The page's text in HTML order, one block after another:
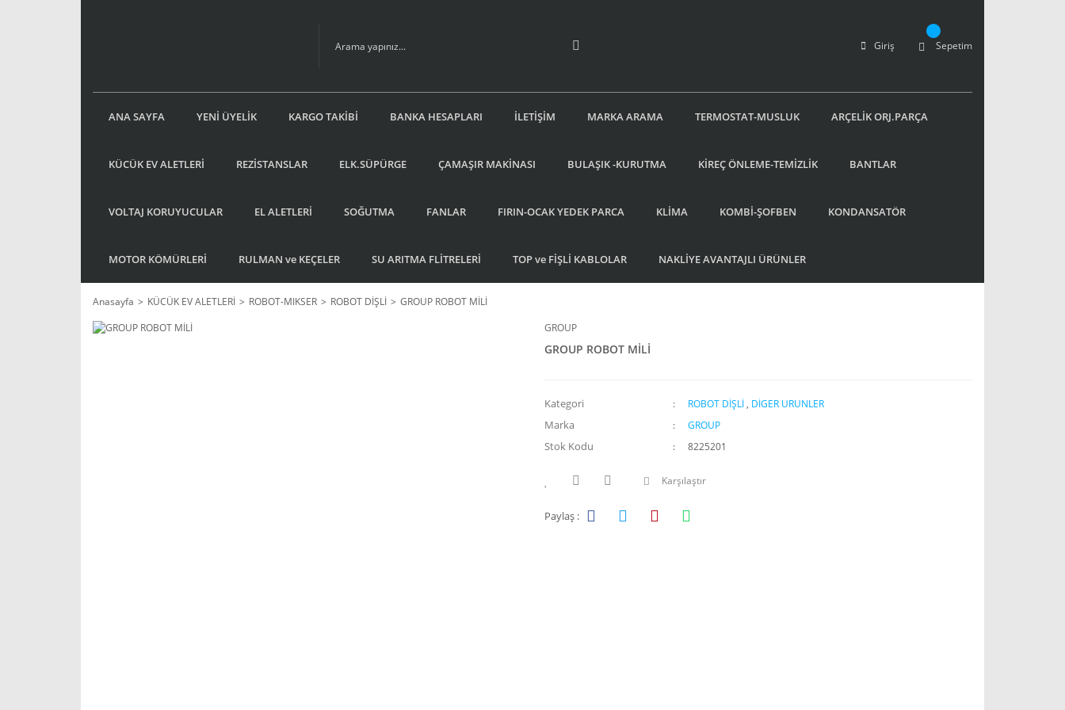
Giriş Sepetim
ANA SAYFA YENİ ÜYELİK KARGO TAKİBİ BANKA HESAPLARI İLETİŞİM MARKA ARAMA TERMOSTAT-MUSLUK ARÇELİK ORJ.PARÇA
KÜCÜK EV ALETLERİ REZİSTANSLAR ELK.SÜPÜRGE ÇAMAŞIR MAKİNASI BULAŞIK -KURUTMA KİREÇ ÖNLEME-TEMİZLİK BANTLAR
VOLTAJ KORUYUCULAR EL ALETLERİ SOĞUTMA FANLAR FIRIN-OCAK YEDEK PARCA KLİMA KOMBİ-ŞOFBEN KONDANSATÖR
MOTOR KÖMÜRLERİ RULMAN ve KEÇELER SU ARITMA FLİTRELERİ TOP ve FİŞLİ KABLOLAR NAKLİYE AVANTAJLI ÜRÜNLER
Anasayfa KÜCÜK EV ALETLERİ ROBOT-MIKSER ROBOT DİŞLİ
GROUP ROBOT MİLİ
GROUP
GROUP ROBOT MİLİ
Kategori ROBOT DİŞLİ , DİGER URUNLER
Marka GROUP
Stok Kodu 8225201
Karşılaştır
Paylaş :